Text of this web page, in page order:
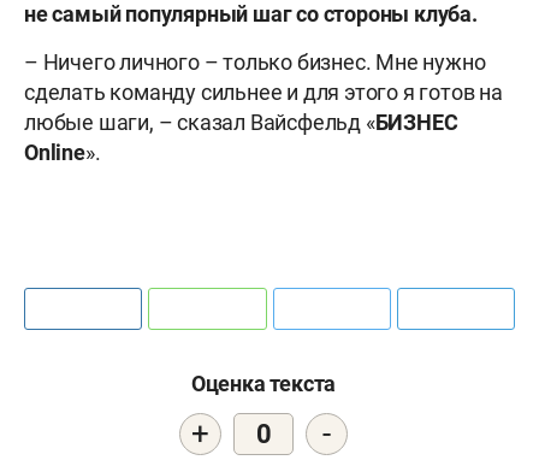
не самый популярный шаг со стороны клуба.
– Ничего личного – только бизнес. Мне нужно
сделать команду сильнее и для этого я готов на
любые шаги, – сказал Вайсфельд «БИЗНЕС
Online».
Оценка текста
+ 0 -